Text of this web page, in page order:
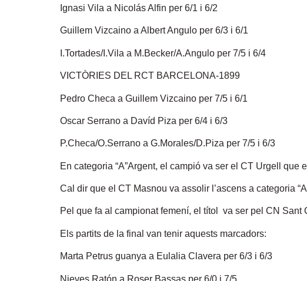
Ignasi Vila a Nicolás Alfin per 6/1 i 6/2
Guillem Vizcaino a Albert Angulo per 6/3 i 6/1
I.Tortades/I.Vila a M.Becker/A.Angulo per 7/5 i 6/4
VICTÒRIES DEL RCT BARCELONA-1899
Pedro Checa a Guillem Vizcaino per 7/5 i 6/1
Oscar Serrano a Davíd Piza per 6/4 i 6/3
P.Checa/O.Serrano a G.Morales/D.Piza per 7/5 i 6/3
En categoria “A”Argent, el campió va ser el CT Urgell
Cal dir que el CT Masnou va assolir l’ascens a categoria
Pel que fa al campionat femení, el títol va ser pel CN Sant
Els partits de la final van tenir aquests marcadors:
Marta Petrus guanya a Eulalia Clavera per 6/3 i 6/3
Nieves Ratón a Roser Bassas per 6/0 i 7/5